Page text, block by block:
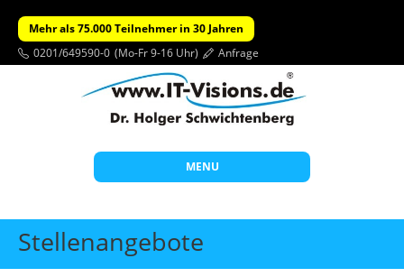
Mehr als 75.000 Teilnehmer in 30 Jahren
0201/649590-0 (Mo-Fr 9-16 Uhr) Anfrage
MENU
Start
Themen
Stellenangebote